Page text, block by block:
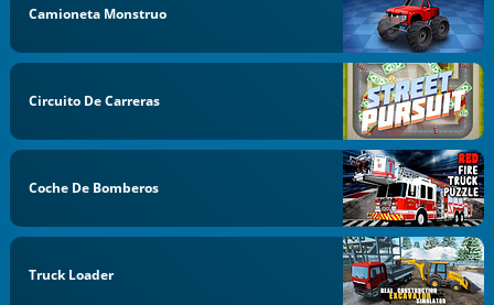
Camioneta Monstruo
Circuito De Carreras
Coche De Bomberos
Truck Loader